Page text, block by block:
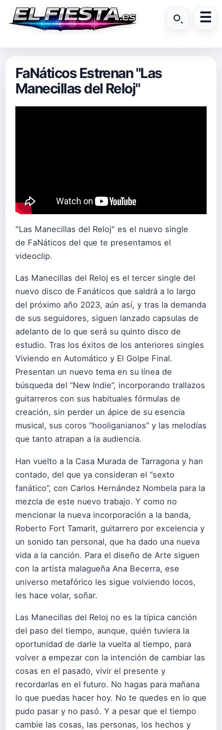
FaNáticos Estrenan "Las
Manecillas del Reloj"
"Las Manecillas del Reloj" es el nuevo single
de FaNáticos del que te presentamos el
videoclip.
Las Manecillas del Reloj es el tercer single del
nuevo disco de Fanáticos que saldrá a lo largo
del próximo año 2023, aún así, y tras la demanda
de sus seguidores, siguen lanzado capsulas de
adelanto de lo que será su quinto disco de
estudio. Tras los éxitos de los anteriores singles
Viviendo en Automático y El Golpe Final.
Presentan un nuevo tema en su línea de
búsqueda del “New Indie”, incorporando trallazos
guitarreros con sus habituales fórmulas de
creación, sin perder un ápice de su esencia
musical, sus coros “hooliganianos” y las melodías
que tanto atrapan a la audiencia.
Han vuelto a la Casa Murada de Tarragona y han
contado, del que ya consideran el “sexto
fanático”, con Carlos Hernández Nombela para la
mezcla de este nuevo trabajo. Y como no
mencionar la nueva incorporación a la banda,
Roberto Fort Tamarit, guitarrero por excelencia y
un sonido tan personal, que ha dado una nueva
vida a la canción. Para el diseño de Arte siguen
con la artista malagueña Ana Becerra, ese
universo metafórico les sigue volviendo locos,
les hace volar, soñar.
Las Manecillas del Reloj no es la típica canción
del paso del tiempo, aunque, quién tuviera la
oportunidad de darle la vuelta al tiempo, para
volver a empezar con la intención de cambiar las
cosas en el pasado, vivir el presente y
recordarlas en el futuro. No hagas para mañana
lo que puedas hacer hoy. No te quedes en lo que
pudo pasar y no pasó. Y a pesar que el tiempo
cambie las cosas, las personas, los hechos y